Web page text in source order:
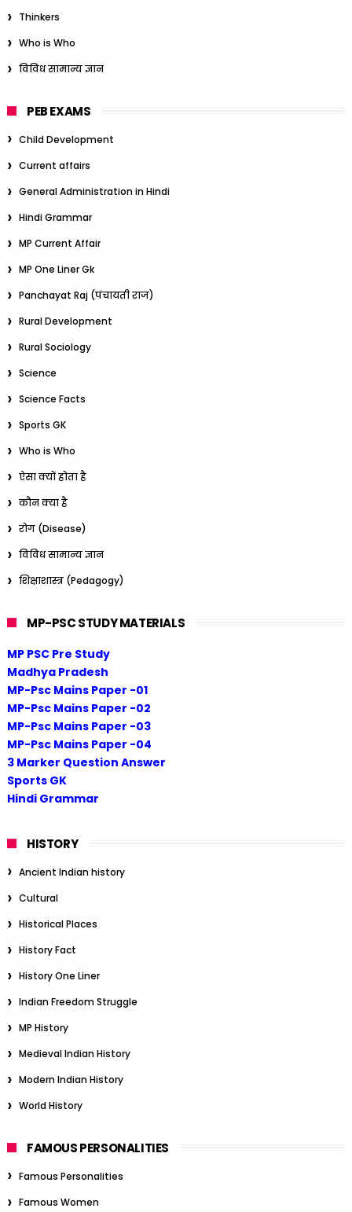
Thinkers
Who is Who
विविध सामान्य ज्ञान
PEB EXAMS
Child Development
Current affairs
General Administration in Hindi
Hindi Grammar
MP Current Affair
MP One Liner Gk
Panchayat Raj (पंचायती राज)
Rural Development
Rural Sociology
Science
Science Facts
Sports GK
Who is Who
ऐसा क्यों होता है
कौन क्या है
रोग (Disease)
विविध सामान्य ज्ञान
शिक्षाशास्त्र (Pedagogy)
MP-PSC STUDY MATERIALS
MP PSC Pre Study
Madhya Pradesh
MP-Psc Mains Paper -01
MP-Psc Mains Paper -02
MP-Psc Mains Paper -03
MP-Psc Mains Paper -04
3 Marker Question Answer
Sports GK
Hindi Grammar
HISTORY
Ancient Indian history
Cultural
Historical Places
History Fact
History One Liner
Indian Freedom Struggle
MP History
Medieval Indian History
Modern Indian History
World History
FAMOUS PERSONALITIES
Famous Personalities
Famous Women